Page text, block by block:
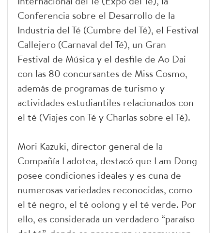
Conferencia sobre el Desarrollo de la
Industria del Té (Cumbre del Té), el Festival
Callejero (Carnaval del Té), un Gran
Festival de Música y el desfile de Ao Dai
con las 80 concursantes de Miss Cosmo,
además de programas de turismo y
actividades estudiantiles relacionados con
el té (Viajes con Té y Charlas sobre el Té).
Mori Kazuki, director general de la
Compañía Ladotea, destacó que Lam Dong
posee condiciones ideales y es cuna de
numerosas variedades reconocidas, como
el té negro, el té oolong y el té verde. Por
ello, es considerada un verdadero “paraíso